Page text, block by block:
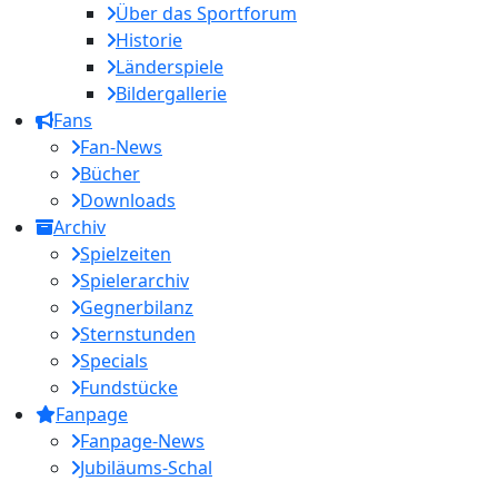
Über das Sportforum
Historie
Länderspiele
Bildergallerie
Fans
Fan-News
Bücher
Downloads
Archiv
Spielzeiten
Spielerarchiv
Gegnerbilanz
Sternstunden
Specials
Fundstücke
Fanpage
Fanpage-News
Jubiläums-Schal